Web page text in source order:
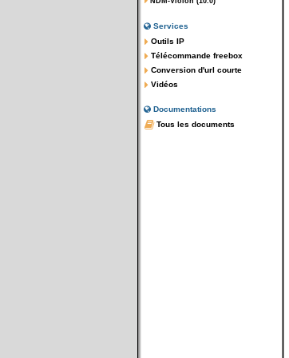
Services
Outils IP
Télécommande freebox
Conversion d'url courte
Vidéos
Documentations
Tous les documents